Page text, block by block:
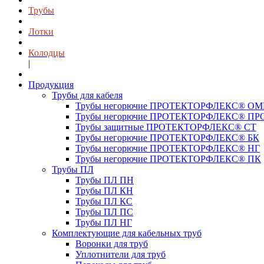
Трубы
Лотки
Колодцы
Продукция
Трубы для кабеля
Трубы негорючие ПРОТЕКТОРФЛЕКС®
Трубы негорючие ПРОТЕКТОРФЛЕКС®
Трубы защитные ПРОТЕКТОРФЛЕКС® СТ
Трубы негорючие ПРОТЕКТОРФЛЕКС® БК
Трубы негорючие ПРОТЕКТОРФЛЕКС® НГ
Трубы негорючие ПРОТЕКТОРФЛЕКС® ПК
Трубы ПЛ
Трубы ПЛ ПН
Трубы ПЛ КН
Трубы ПЛ КС
Трубы ПЛ ПС
Трубы ПЛ НГ
Комплектующие для кабельных труб
Воронки для труб
Уплотнители для труб